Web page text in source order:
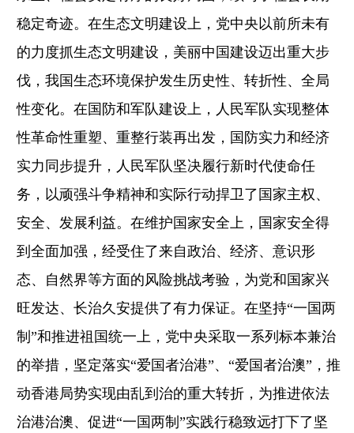
稳定奇迹。在生态文明建设上，党中央以前所未有
的力度抓生态文明建设，美丽中国建设迈出重大步
伐，我国生态环境保护发生历史性、转折性、全局
性变化。在国防和军队建设上，人民军队实现整体
性革命性重塑、重整行装再出发，国防实力和经济
实力同步提升，人民军队坚决履行新时代使命任
务，以顽强斗争精神和实际行动捍卫了国家主权、
安全、发展利益。在维护国家安全上，国家安全得
到全面加强，经受住了来自政治、经济、意识形
态、自然界等方面的风险挑战考验，为党和国家兴
旺发达、长治久安提供了有力保证。在坚持“一国两
制”和推进祖国统一上，党中央采取一系列标本兼治
的举措，坚定落实“爱国者治港”、“爱国者治澳”，推
动香港局势实现由乱到治的重大转折，为推进依法
治港治澳、促进“一国两制”实践行稳致远打下了坚